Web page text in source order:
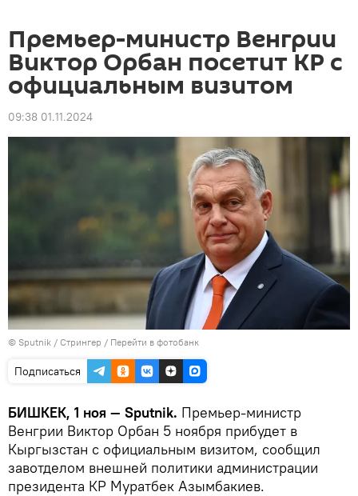
Премьер-министр Венгрии
Виктор Орбан посетит КР с
официальным визитом
09:38 01.11.2024
© Sputnik / Стрингер / Перейти в фотобанк
Подписаться
БИШКЕК, 1 ноя — Sputnik. Премьер-министр
Венгрии Виктор Орбан 5 ноября прибудет в
Кыргызстан с официальным визитом, сообщил
завотделом внешней политики администрации
президента КР Муратбек Азымбакиев.